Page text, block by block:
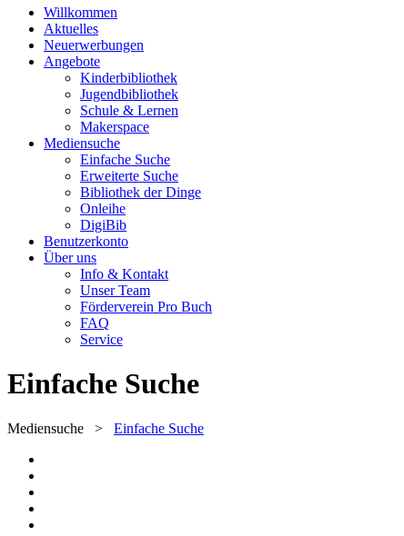
Willkommen
Aktuelles
Neuerwerbungen
Angebote
Kinderbibliothek
Jugendbibliothek
Schule & Lernen
Makerspace
Mediensuche
Einfache Suche
Erweiterte Suche
Bibliothek der Dinge
Onleihe
DigiBib
Benutzerkonto
Über uns
Info & Kontakt
Unser Team
Förderverein Pro Buch
FAQ
Service
Einfache Suche
Mediensuche > Einfache Suche